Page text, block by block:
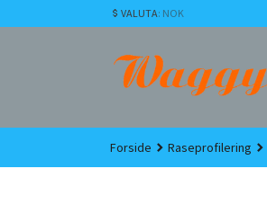
til
VALUTA: NOK
Forside Raseprofilering